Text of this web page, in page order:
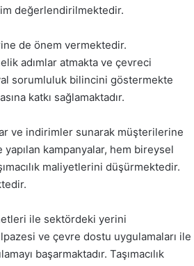
değerlendirilmektedir.
de önem vermektedir.
adımlar atmakta ve çevreci
sorumluluk bilincini göstermekte
katkı sağlamaktadır.
ve indirimler sunarak müşterilerine
kampanyalar, hem bireysel
maliyetlerini düşürmektedir.
ile sektördeki yerini
ve çevre dostu uygulamaları ile
başarmaktadır. Taşımacılık